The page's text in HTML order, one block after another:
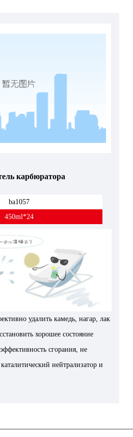
карбюратора
ba1057
450ml*24
удалить камедь, нагар, лак
хорошее состояние
сгорания, не
нейтрализатор и